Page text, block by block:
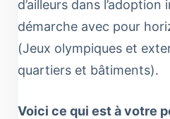
d’ailleurs dans
démarche avec pour
(Jeux olympiques et
quartiers et bâtiments).
Voici ce qui est à votre